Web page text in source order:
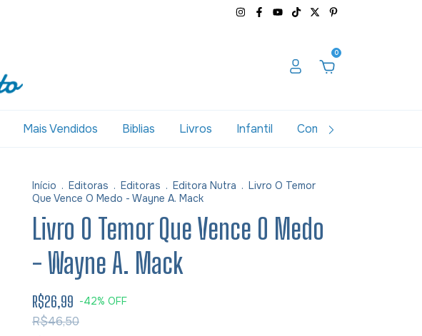
0
Mais Vendidos Biblias Livros Infantil Combos
Início . Editoras . Editoras . Editora Nutra . Livro O Temor
Que Vence O Medo - Wayne A. Mack
Livro O Temor Que Vence O Medo
- Wayne A. Mack
R$26,99 -42% OFF
R$46,50